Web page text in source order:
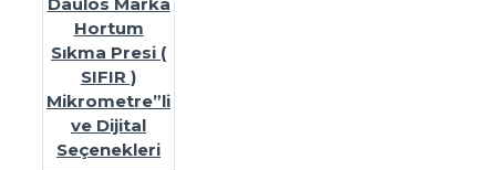
Hortum
Sıkma Presi (
SIFIR )
Mikrometre”li
ve Dijital
Seçenekleri